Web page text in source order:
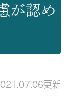
が認め
更新